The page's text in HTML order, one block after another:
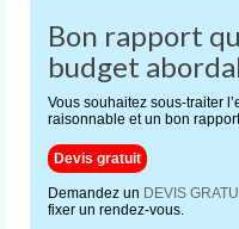
Bon rapport
budget
Vous souhaitez sous-traiter
raisonnable et un bon
Devis gratuit
Demandez un DEVIS
fixer un rendez-vous.